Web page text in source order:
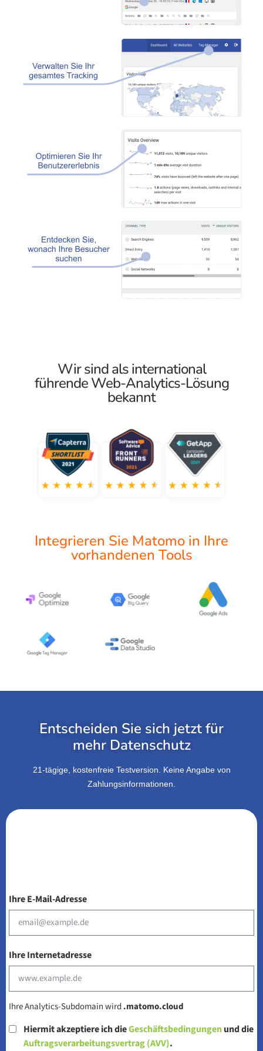
Wir sind als international
führende Web-Analytics-Lösung
bekannt
Integrieren Sie Matomo in Ihre
vorhandenen Tools
Entscheiden Sie sich jetzt für
mehr Datenschutz
21-tägige, kostenfreie Testversion. Keine Angabe von
Zahlungsinformationen.
Ihre E-Mail-Adresse
Ihre Internetadresse
Ihre Analytics-Subdomain wird .matomo.cloud
Hiermit akzeptiere ich dieGeschäftsbedingungenund die
Auftragsverarbeitungsvertrag (AVV).